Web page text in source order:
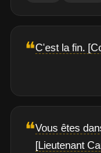
❝C'est la fin.
❝Vous êtes
[Lieutenant